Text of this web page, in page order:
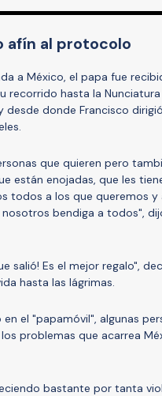
afín al protocolo
a México, el papa fue
recorrido hasta la
desde donde Francisco
que quieren pero
están enojadas, que les
todos a los que queremos
bendiga a todos",
salió! Es el mejor regalo",
hasta las lágrimas.
el "papamóvil", algunas
problemas que acarrea
bastante por tanta